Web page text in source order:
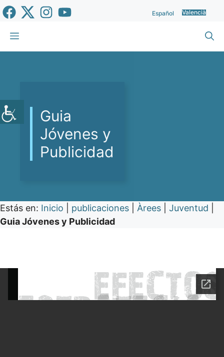
Vés
al
contingut
Español Valencià
Menu
Guia
Jóvenes y
Publicidad
Estás en: Inicio publicaciones Àrees Juventud
Guia Jóvenes y Publicidad